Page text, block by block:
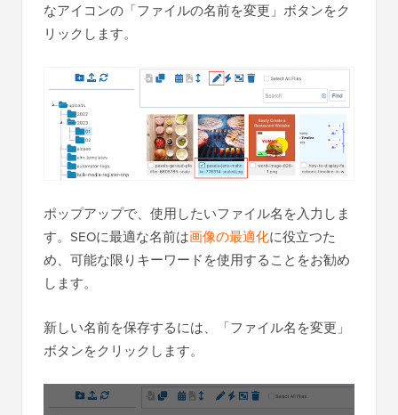
なアイコンの「ファイルの名前を変更」ボタンをク
リックします。
ポップアップで、使用したいファイル名を入力しま
す。SEOに最適な名前は画像の最適化に役立つた
め、可能な限りキーワードを使用することをお勧め
します。
新しい名前を保存するには、「ファイル名を変更」
ボタンをクリックします。